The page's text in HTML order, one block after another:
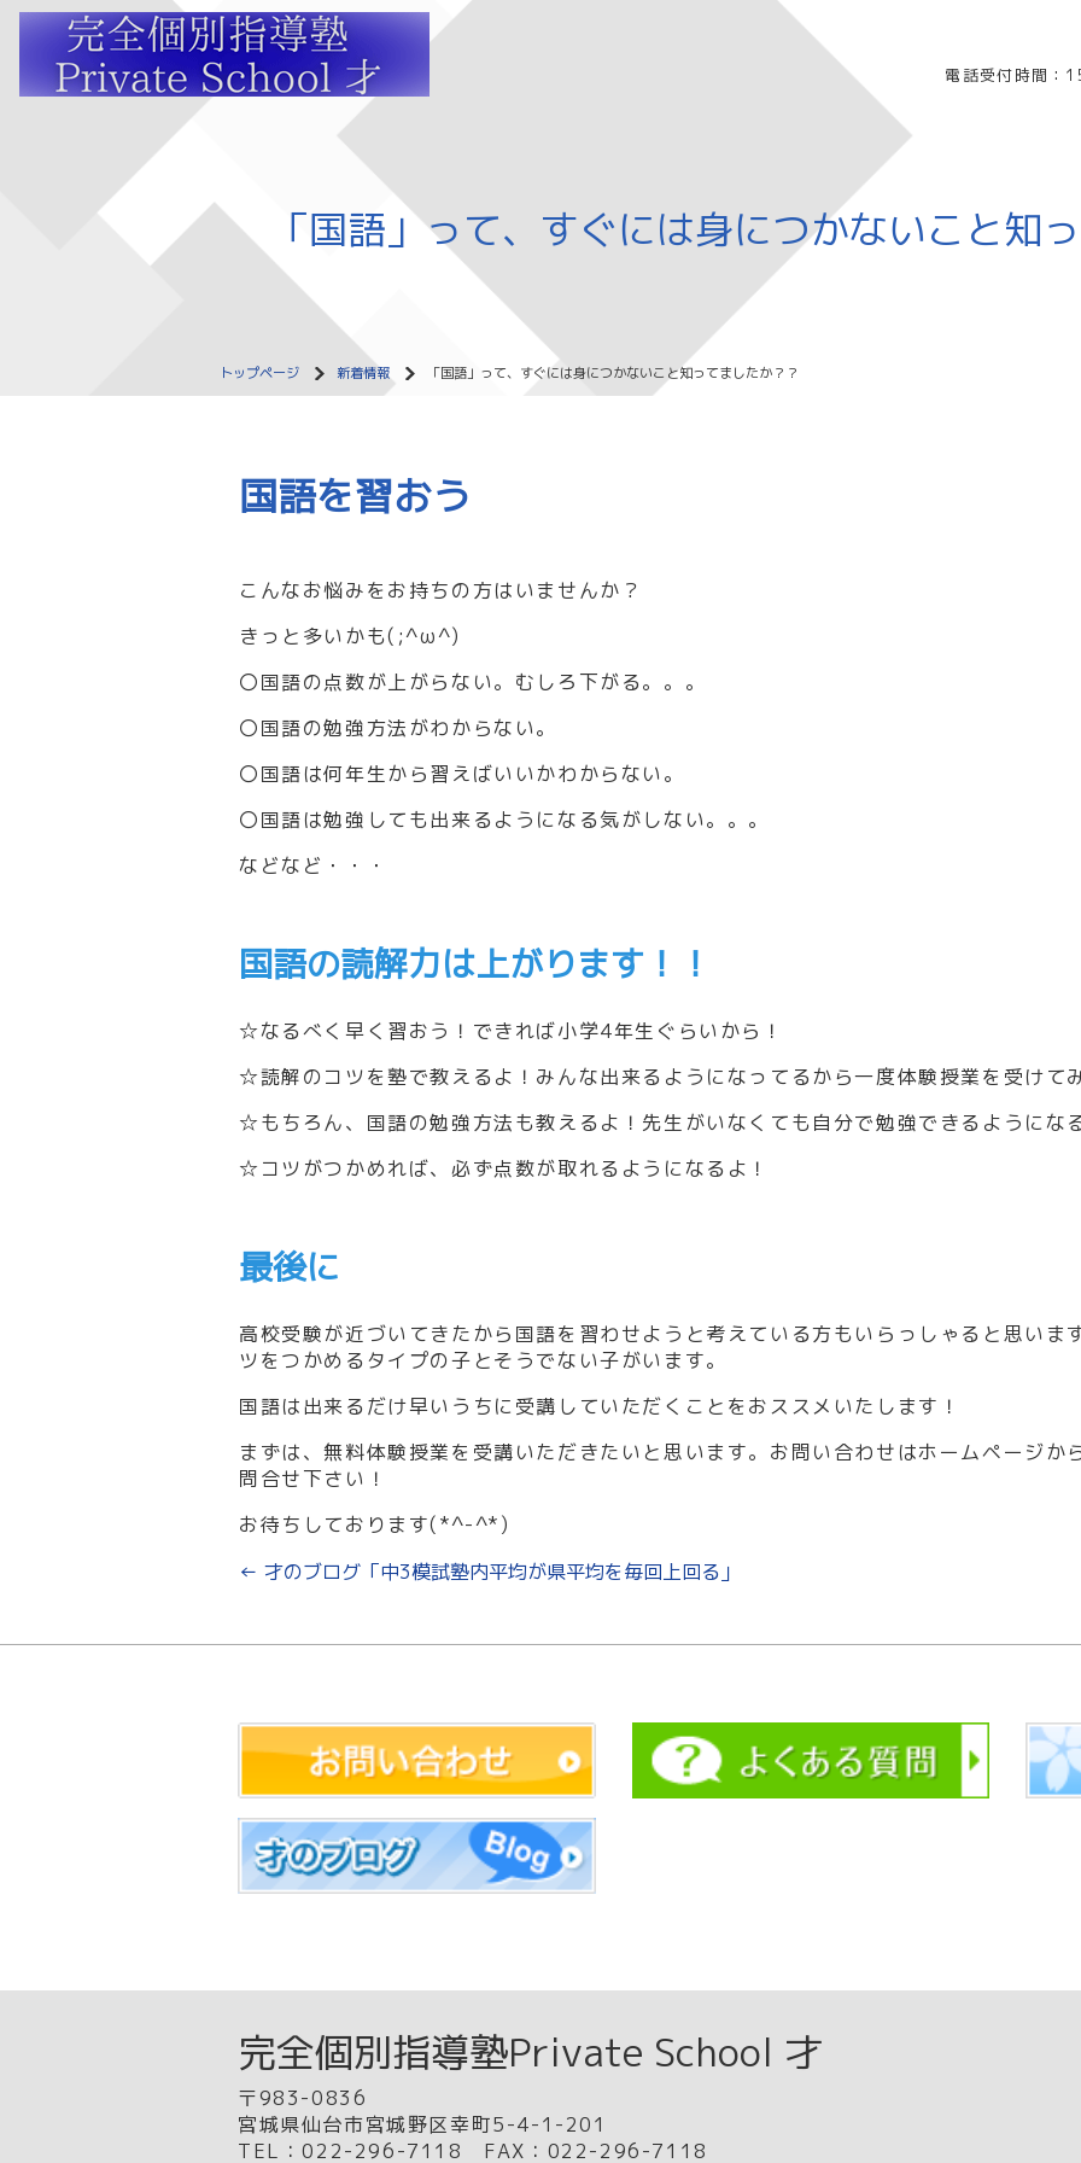
電話受付時間
「国語」って、すぐには身につかないこと知
トップページ 新着情報 「国語」って、すぐには身につかないこと知ってましたか？？
国語を習おう
こんなお悩みをお持ちの方はいませんか？
きっと多いかも(;^ω^)
〇国語の点数が上がらない。むしろ下がる。。。
〇国語の勉強方法がわからない。
〇国語は何年生から習えばいいかわからない。
〇国語は勉強しても出来るようになる気がしない。。。
などなど・・・
国語の読解力は上がります！！
☆なるべく早く習おう！できれば小学4年生ぐらいから！
☆読解のコツを塾で教えるよ！みんな出来るようになってるから一度体験授業を受けて
☆もちろん、国語の勉強方法も教えるよ！先生がいなくても自分で勉強できるようにな
☆コツがつかめれば、必ず点数が取れるようになるよ！
最後に
高校受験が近づいてきたから国語を習わせようと考えている方もいらっしゃると思いま
ツをつかめるタイプの子とそうでない子がいます。
国語は出来るだけ早いうちに受講していただくことをおススメいたします！
まずは、無料体験授業を受講いただきたいと思います。お問い合わせはホームページか
問合せ下さい！
お待ちしております(*^-^*)
← 才のブログ「中3模試塾内平均が県平均を毎回上回る」
完全個別指導塾Private School 才
〒983-0836
宮城県仙台市宮城野区幸町5-4-1-201
TEL：022-296-7118 FAX：022-296-7118